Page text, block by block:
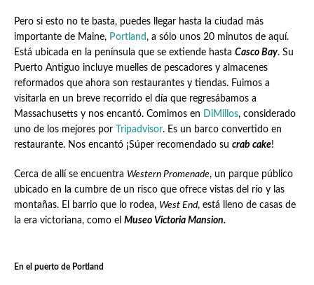
Pero si esto no te basta, puedes llegar hasta la ciudad más
importante de Maine, Portland, a sólo unos 20 minutos de aquí.
Está ubicada en la península que se extiende hasta Casco Bay. Su
Puerto Antiguo incluye muelles de pescadores y almacenes
reformados que ahora son restaurantes y tiendas. Fuimos a
visitarla en un breve recorrido el día que regresábamos a
Massachusetts y nos encantó. Comimos en DiMillos, considerado
uno de los mejores por
Tripadvisor. Es un barco convertido en
restaurante. Nos encantó ¡Súper recomendado su crab cake!
Cerca de allí se encuentra Western Promenade, un parque público
ubicado en la cumbre de un risco que ofrece vistas del río y las
montañas. El barrio que lo rodea, West End, está lleno de casas de
la era victoriana, como el Museo Victoria Mansion.
En el puerto de Portland